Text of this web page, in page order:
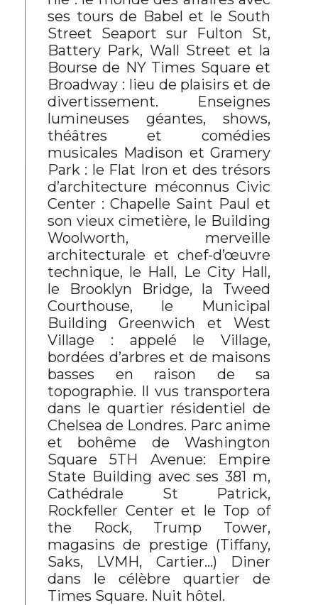
ses tours de Babel et le South
Street Seaport sur Fulton St,
Battery Park, Wall Street et la
Bourse de NY Times Square et
Broadway : lieu de plaisirs et de
divertissement. Enseignes
lumineuses géantes, shows,
théâtres et comédies
musicales Madison et Gramery
Park : le Flat Iron et des trésors
d’architecture méconnus Civic
Center : Chapelle Saint Paul et
son vieux cimetière, le Building
Woolworth, merveille
architecturale et chef-d’œuvre
technique, le Hall, Le City Hall,
le Brooklyn Bridge, la Tweed
Courthouse, le Municipal
Building Greenwich et West
Village : appelé le Village,
bordées d’arbres et de maisons
basses en raison de sa
topographie. Il vus transportera
dans le quartier résidentiel de
Chelsea de Londres. Parc anime
et bohême de Washington
Square 5TH Avenue: Empire
State Building avec ses 381 m,
Cathédrale St Patrick,
Rockfeller Center et le Top of
the Rock, Trump Tower,
magasins de prestige (Tiffany,
Saks, LVMH, Cartier…) Diner
dans le célèbre quartier de
Times Square. Nuit hôtel.